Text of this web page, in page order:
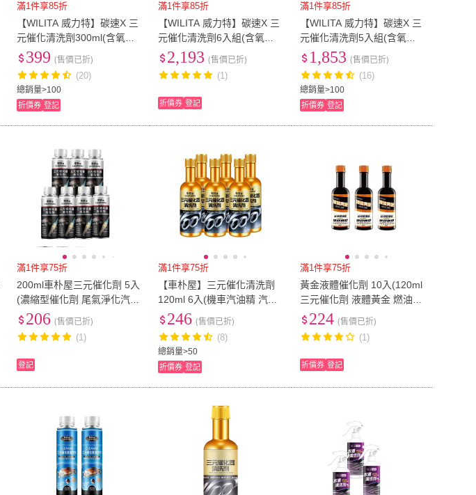
滿1件享85折
【WILITA 威力特】碳速X 三
元催化清洗劑300ml(含氧感
知器/觸媒轉換器/積碳清除)
最新升級版
總銷量>100
399 (售價已折)
(20)
折價券 登記
滿1件享85折
【WILITA 威力特】碳速X 三
元催化清洗劑6入組(含氧感
知器/觸媒轉換器/積碳清除) 2
026最新升級版
2,193 (售價已折)
(1)
折價券 登記
滿1件享85折
【WILITA 威力特】碳速X 三
元催化清洗劑5入組(含氧感
知器/觸媒轉換器/積碳清除)2
026最新升級版
總銷量>100
1,853 (售價已折)
(16)
折價券 登記
滿1件享75折
200ml車朴屋三元催化劑 5入
(濃縮型催化劑 尾氣淨化汽車
燃油寶 汽車添加劑 除碳尾氣
206 (售價已折)
(1)
登記
滿1件享75折
【車朴屋】三元催化清洗劑
120ml 6入(機車汽油精 汽車
積碳清潔劑 汽油添加劑 燃油
總銷量>50
246 (售價已折)
(8)
折價券 登記
滿1件享75折
黃金液體催化劑 10入(120ml
三元催化劑 液體黃金 燃油寶
汽車精 節氣門 柴油精 化油
224 (售價已折)
(1)
折價券 登記